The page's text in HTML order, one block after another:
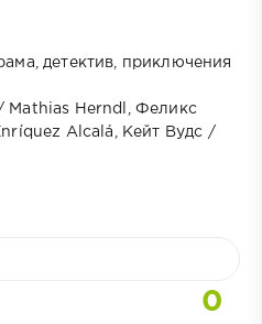
детектив, приключения
Mathias Herndl, Феликс
Alcalá, Кейт Вудс /
0